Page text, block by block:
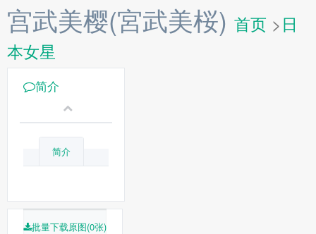
宫武美樱(宮武美桜) 首页 >日
本女星
简介
简介
批量下载原图(0张)